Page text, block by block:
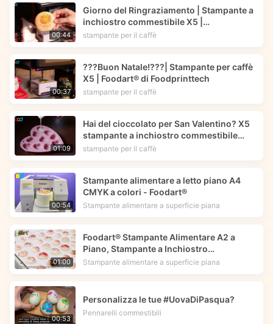
Foodprinttech può aiutarti a creare splendide decorazioni
alimentari personalizzate per le tue celebrazioni di
Capodanno. Impara tecniche pratiche per progettare e
tempo reale e lasciati ispirare per migliorare le tue
presentazioni culinarie festive.
00:44
Giorno del Ringraziamento | Stampante a
inchiostro commestibile X5 |
Foodprinttech | Foodart®
stampante per il caffè
00:37
???Buon Natale!???| Stampante per caffè
X5 | Foodart® di Foodprinttech
stampante per il caffè
01:09
Hai del cioccolato per San Valentino? X5
stampante a inchiostro commestibile
Foodprinttech
stampante per il caffè
00:54
Stampante alimentare a letto piano A4
CMYK a colori - Foodart®
Stampante alimentare a superficie piana
01:00
Foodart® Stampante Alimentare A2 a
Piano, Stampante a Inchiostro
Comestibile Stampa Immagini di Fiori sui
Stampante alimentare a superficie piana
00:53
Personalizza le tue #UovaDiPasqua?
Pennarelli commestibili